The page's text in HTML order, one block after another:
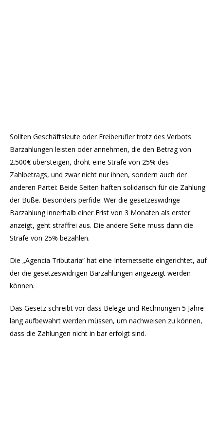
Sollten Geschäftsleute oder Freiberufler trotz des Verbots
Barzahlungen leisten oder annehmen, die den Betrag von
2.500€ übersteigen, droht eine Strafe von 25% des
Zahlbetrags, und zwar nicht nur ihnen, sondern auch der
anderen Partei: Beide Seiten haften solidarisch für die Zahlung
der Buße. Besonders perfide: Wer die gesetzeswidrige
Barzahlung innerhalb einer Frist von 3 Monaten als erster
anzeigt, geht straffrei aus. Die andere Seite muss dann die
Strafe von 25% bezahlen.
Die „Agencia Tributaria“ hat eine Internetseite eingerichtet, auf
der die gesetzeswidrigen Barzahlungen angezeigt werden
können.
Das Gesetz schreibt vor dass Belege und Rechnungen 5 Jahre
lang aufbewahrt werden müssen, um nachweisen zu können,
dass die Zahlungen nicht in bar erfolgt sind.